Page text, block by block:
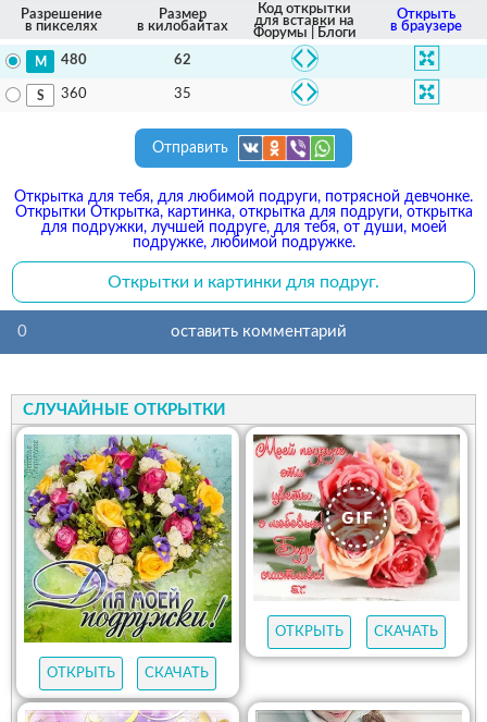
Разрешение
в пикселях
Размер
в килобайтах
Код открытки
для вставки на
Форумы | Блоги
Открыть
в браузере
480 62
360 35
Отправить
Открытка для тебя, для любимой подруги, потрясной девчонке.
Открытки Открытка, картинка, открытка для подруги, открытка
для подружки, лучшей подруге, для тебя, от души, моей
подружке, любимой подружке.
Открытки и картинки для подруг.
0 оставить комментарий
СЛУЧАЙНЫЕ ОТКРЫТКИ
ОТКРЫТЬ СКАЧАТЬ
ОТКРЫТЬ СКАЧАТЬ